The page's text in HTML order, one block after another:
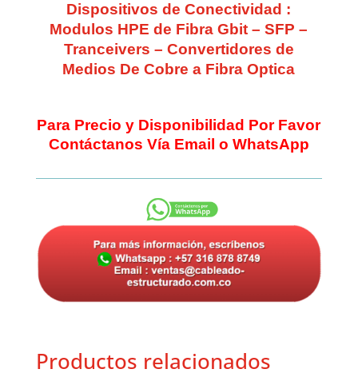
Dispositivos de Conectividad :
Modulos HPE de Fibra Gbit – SFP –
Tranceivers – Convertidores de
Medios De Cobre a Fibra Optica
Para Precio y Disponibilidad Por Favor
Contáctanos Vía Email o WhatsApp
Productos relacionados